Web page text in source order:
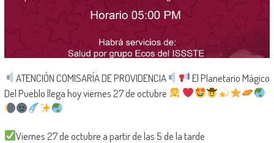
ATENCIÓN COMISARÍA DE PROVIDENCIA
El Planetario Mágico
Del Pueblo llega hoy viernes 27 de octubre
Viernes 27 de octubre a partir de las 5 de la tarde